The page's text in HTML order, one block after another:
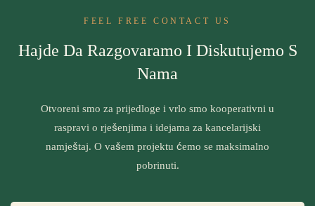
FEEL FREE CONTACT US
Hajde Da Razgovaramo I Diskutujemo S
Nama
Otvoreni smo za prijedloge i vrlo smo kooperativni u
raspravi o rješenjima i idejama za kancelarijski
namještaj. O vašem projektu ćemo se maksimalno
pobrinuti.